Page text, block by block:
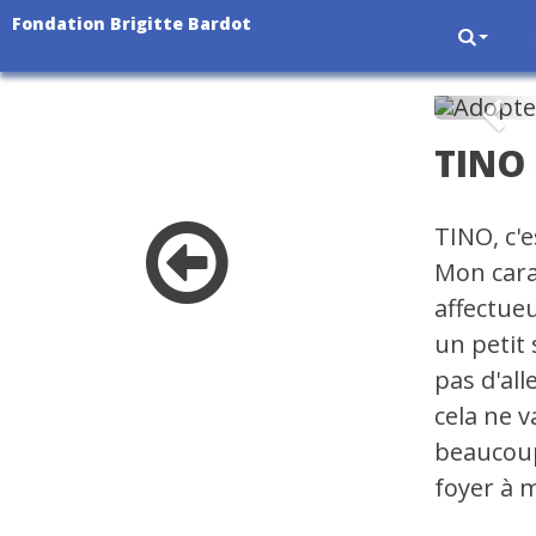
Fondation Brigitte Bardot
TINO
TINO,
Mon
un petit
pas
cela ne
foyer à